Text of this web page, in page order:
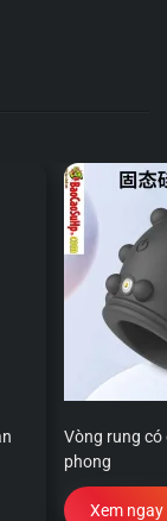
Vòng rung có
phong
Xem ngay